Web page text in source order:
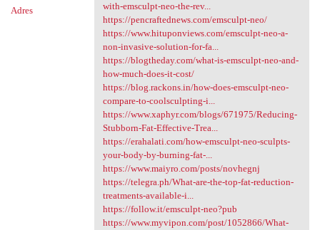
Adres
with-emsculpt-neo-the-rev...
https://pencraftednews.com/emsculpt-neo/
https://www.hituponviews.com/emsculpt-neo-a-
non-invasive-solution-for-fa...
https://blogtheday.com/what-is-emsculpt-neo-and-
how-much-does-it-cost/
https://blog.rackons.in/how-does-emsculpt-neo-
compare-to-coolsculpting-i...
https://www.xaphyr.com/blogs/671975/Reducing-
Stubborn-Fat-Effective-Trea...
https://erahalati.com/how-emsculpt-neo-sculpts-
your-body-by-burning-fat-...
https://www.maiyro.com/posts/novhegnj
https://telegra.ph/What-are-the-top-fat-reduction-
treatments-available-i...
https://follow.it/emsculpt-neo?pub
https://www.myvipon.com/post/1052866/What-